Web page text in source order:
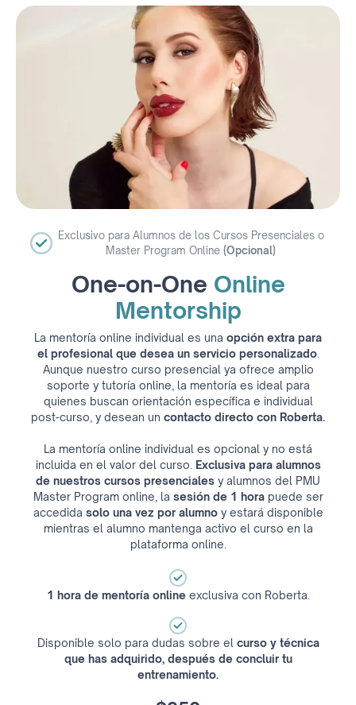
Exclusivo para Alumnos de los Cursos Presenciales o
Master Program Online (Opcional)
One-on-One Online
Mentorship
La mentoría online individual es una opción extra para
el profesional que desea un servicio personalizado.
Aunque nuestro curso presencial ya ofrece amplio
soporte y tutoría online, la mentoría es ideal para
quienes buscan orientación específica e individual
post-curso, y desean un contacto directo con Roberta.
La mentoría online individual es opcional y no está
incluida en el valor del curso. Exclusiva para alumnos
de nuestros cursos presenciales y alumnos del PMU
Master Program online, la sesión de 1 horapuede ser
accedida solo una vez por alumnoy estará disponible
mientras el alumno mantenga activo el curso en la
plataforma online.
1 hora de mentoría online exclusiva con Roberta.
Disponible solo para dudas sobre el curso y técnica
que has adquirido, después de concluir tu
entrenamiento.